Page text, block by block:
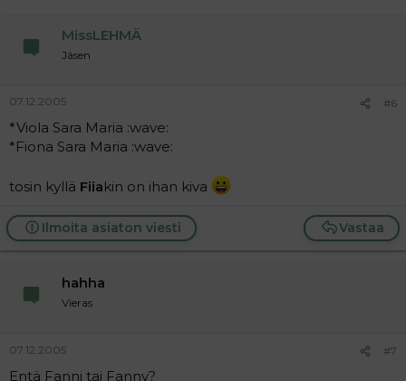
MissLEHMÄ
Jäsen
07.12.2005 #6
*Viola Sara Maria :wave:
*Fiona Sara Maria :wave:
tosin kyllä Fiiakin on ihan kiva
Vastaa
Ilmoita asiaton viesti
hahha
Vieras
07.12.2005 #7
Entä Fanni tai Fanny?